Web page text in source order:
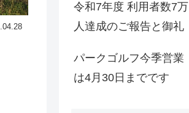
令和7年度 利用者数7万
人達成のご報告と御礼
パークゴルフ今季営業
は4月30日までです